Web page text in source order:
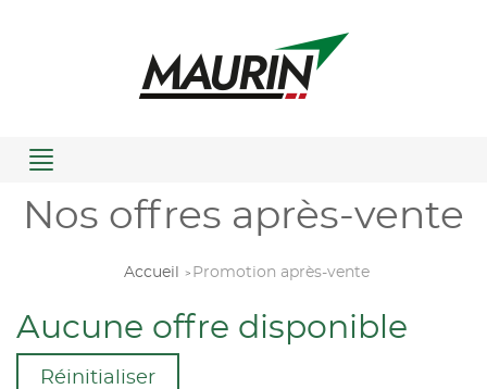
Menu
Nos offres après-vente
Accueil Promotion après-vente
Aucune offre disponible
Réinitialiser